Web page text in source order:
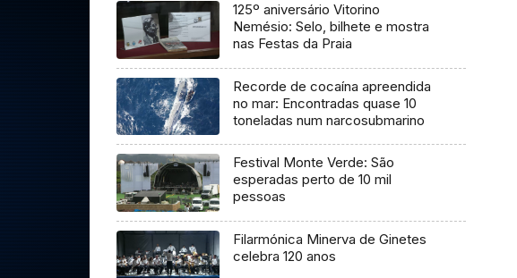
125º aniversário Vitorino
Nemésio: Selo, bilhete e mostra
nas Festas da Praia
Recorde de cocaína apreendida
no mar: Encontradas quase 10
toneladas num narcosubmarino
Festival Monte Verde: São
esperadas perto de 10 mil
pessoas
Filarmónica Minerva de Ginetes
celebra 120 anos